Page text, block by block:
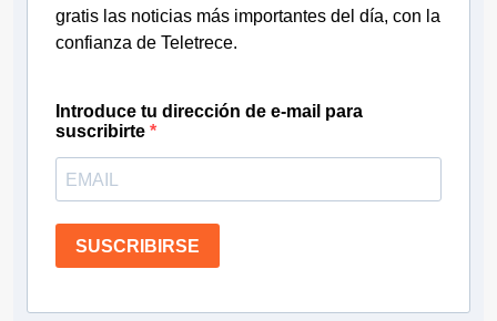
gratis las noticias más importantes del día, con la
confianza de Teletrece.
Introduce tu dirección de e-mail para
suscribirte
SUSCRIBIRSE